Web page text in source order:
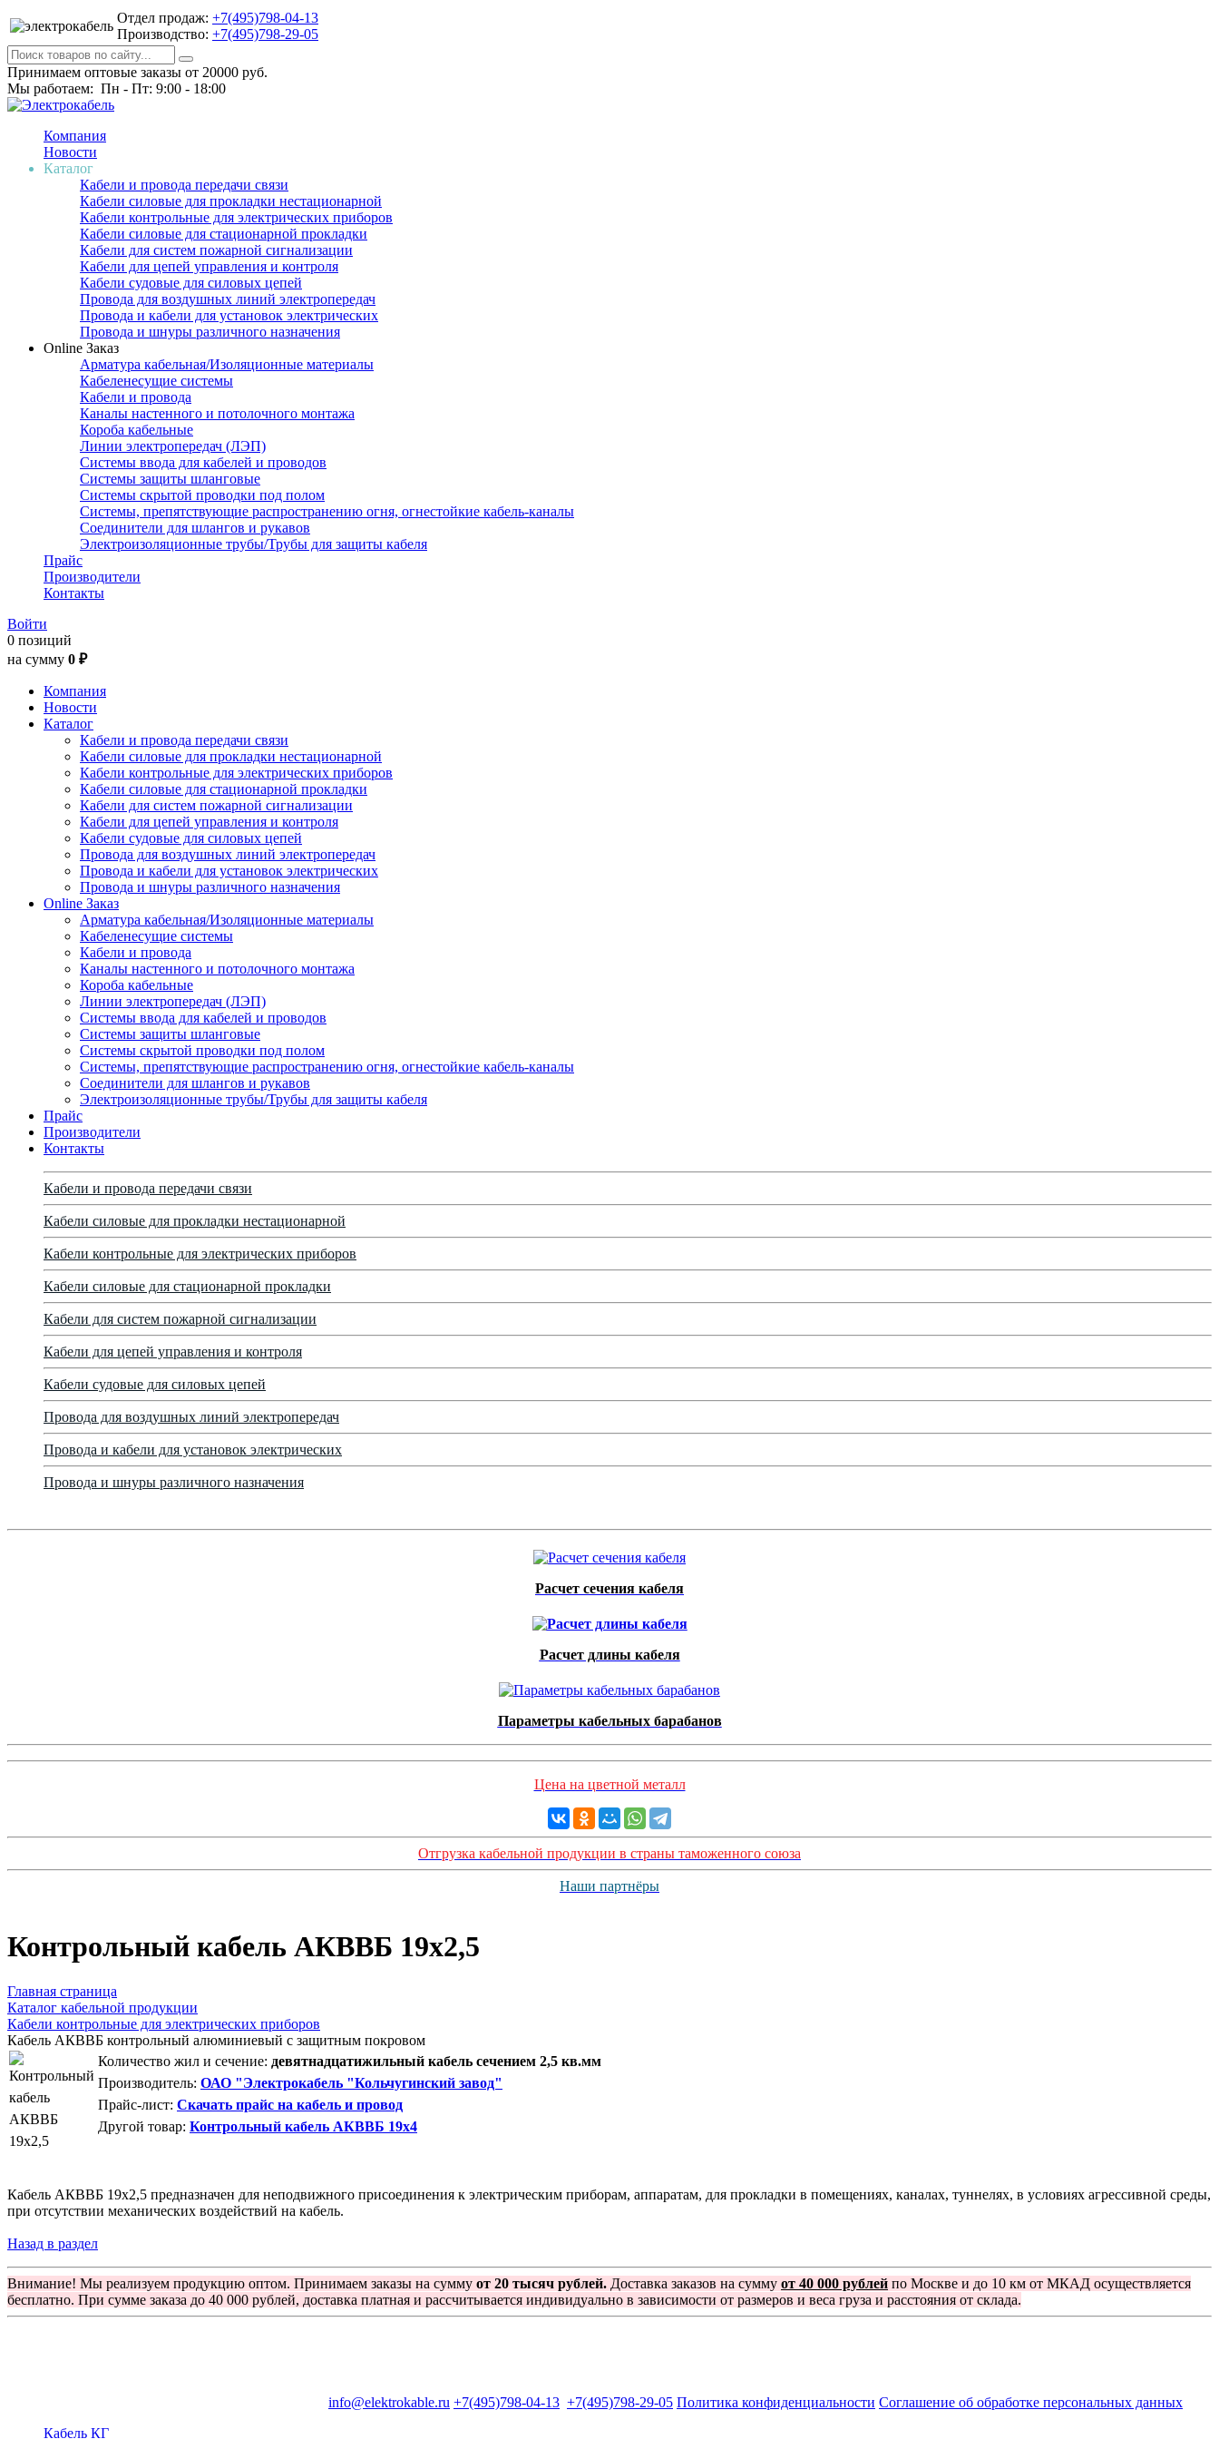
Отдел продаж: +7(495)798-04-13
Производство: +7(495)798-29-05
Принимаем оптовые заказы от 20000 руб.
Мы работаем: Пн - Пт: 9:00 - 18:00
Компания
Новости
Каталог
Кабели и провода передачи связи
Кабели силовые для прокладки нестационарной
Кабели контрольные для электрических приборов
Кабели силовые для стационарной прокладки
Кабели для систем пожарной сигнализации
Кабели для цепей управления и контроля
Кабели судовые для силовых цепей
Провода для воздушных линий электропередач
Провода и кабели для установок электрических
Провода и шнуры различного назначения
Online Заказ
Арматура кабельная/Изоляционные материалы
Кабеленесущие системы
Кабели и провода
Каналы настенного и потолочного монтажа
Короба кабельные
Линии электропередач (ЛЭП)
Системы ввода для кабелей и проводов
Системы защиты шланговые
Системы скрытой проводки под полом
Системы, препятствующие распространению огня, огнестойкие кабель-каналы
Соединители для шлангов и рукавов
Электроизоляционные трубы/Трубы для защиты кабеля
Прайс
Производители
Контакты
Войти
0 позиций
на сумму 0 ₽
Компания
Новости
Каталог
Кабели и провода передачи связи
Кабели силовые для прокладки нестационарной
Кабели контрольные для электрических приборов
Кабели силовые для стационарной прокладки
Кабели для систем пожарной сигнализации
Кабели для цепей управления и контроля
Кабели судовые для силовых цепей
Провода для воздушных линий электропередач
Провода и кабели для установок электрических
Провода и шнуры различного назначения
Online Заказ
Арматура кабельная/Изоляционные материалы
Кабеленесущие системы
Кабели и провода
Каналы настенного и потолочного монтажа
Короба кабельные
Линии электропередач (ЛЭП)
Системы ввода для кабелей и проводов
Системы защиты шланговые
Системы скрытой проводки под полом
Системы, препятствующие распространению огня, огнестойкие кабель-каналы
Соединители для шлангов и рукавов
Электроизоляционные трубы/Трубы для защиты кабеля
Прайс
Производители
Контакты
Кабели и провода передачи связи
Кабели силовые для прокладки нестационарной
Кабели контрольные для электрических приборов
Кабели силовые для стационарной прокладки
Кабели для систем пожарной сигнализации
Кабели для цепей управления и контроля
Кабели судовые для силовых цепей
Провода для воздушных линий электропередач
Провода и кабели для установок электрических
Провода и шнуры различного назначения
Расчет сечения кабеля
Расчет длины кабеля
Параметры кабельных барабанов
Цена на цветной металл
Отгрузка кабельной продукции в страны таможенного союза
Наши партнёры
Контрольный кабель АКВВБ 19х2,5
Главная страница
Каталог кабельной продукции
Кабели контрольные для электрических приборов
Кабель АКВВБ контрольный алюминиевый с защитным покровом
Количество жил и сечение: девятнадцатижильный кабель сечением 2,5 кв.мм
Производитель: ОАО "Электрокабель "Кольчугинский завод"
Прайс-лист: Скачать прайс на кабель и провод
Другой товар: Контрольный кабель АКВВБ 19х4
Кабель АКВВБ 19х2,5 предназначен для неподвижного присоединения к электрическим приборам, аппаратам, для прокладки в помещениях, каналах, туннелях, в условиях агрессивной среды,
при отсутствии механических воздействий на кабель.
Назад в раздел
Внимание! Мы реализуем продукцию оптом. Принимаем заказы на сумму от 20 тысяч рублей. Доставка заказов на сумму от 40 000 рублей по Москве и до 10 км от МКАД осуществляется
бесплатно. При сумме заказа до 40 000 рублей, доставка платная и рассчитывается индивидуально в зависимости от размеров и веса груза и расстояния от склада.
info@elektrokable.ru +7(495)798-04-13 +7(495)798-29-05 Политика конфиденциальности Соглашение об обработке персональных данных
Кабель КГ